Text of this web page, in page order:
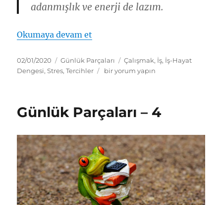
adanmışlık ve enerji de lazım.
Okumaya devam et
Yayın
tarihi
02/01/2020 Kategoriler
Günlük Parçaları Etiketler
Çalışmak, İş, İş-Hayat
Dengesi,Stres,Tercihler
Günlük
için
bir yorum yapın
Günlük Parçaları – 4